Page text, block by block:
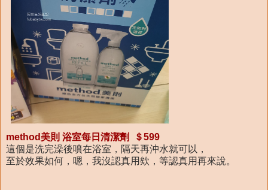
method美則 浴室每日清潔劑 ＄599
這個是洗完澡後噴在浴室，隔天再沖水就可以，
至於效果如何，嗯，我沒認真用欸，等認真用再來說。